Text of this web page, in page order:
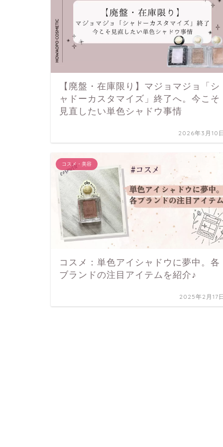
【廃盤・在庫限り】マジョマジョ「シ
ャドーカスタマイズ」終了へ。今こそ
見直したい単色シャドウ事情
2026年3月10
コスメ・美容
コスメ：単色アイシャドウに夢中。各
ブランドの注目アイテムを紹介♪
2025年2月17